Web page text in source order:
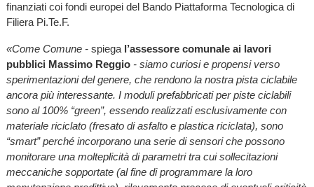
finanziati coi fondi europei del Bando Piattaforma Tecnologica di
Filiera Pi.Te.F.
«Come Comune - spiega l’assessore comunale ai lavori
pubblici Massimo Reggio - siamo curiosi e propensi verso
sperimentazioni del genere, che rendono la nostra pista ciclabile
ancora più interessante. I moduli prefabbricati per piste ciclabili
sono al 100% “green”, essendo realizzati esclusivamente con
materiale riciclato (fresato di asfalto e plastica riciclata), sono
“smart” perché incorporano una serie di sensori che possono
monitorare una molteplicità di parametri tra cui sollecitazioni
meccaniche sopportate (al fine di programmare la loro